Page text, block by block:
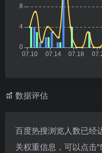
数据评估
百度热搜浏览人数已经
关权重信息，可以点击"